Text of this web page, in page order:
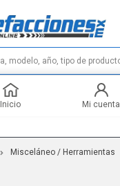
Inicio Mi cuenta
Misceláneo / Herramientas